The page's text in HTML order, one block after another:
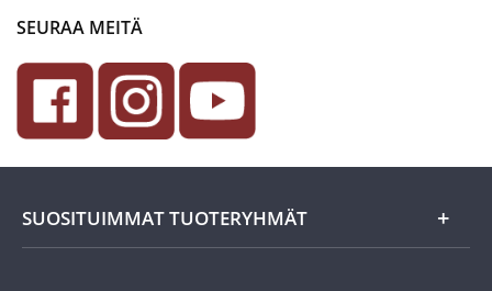
SEURAA MEITÄ
SUOSITUIMMAT TUOTERYHMÄT